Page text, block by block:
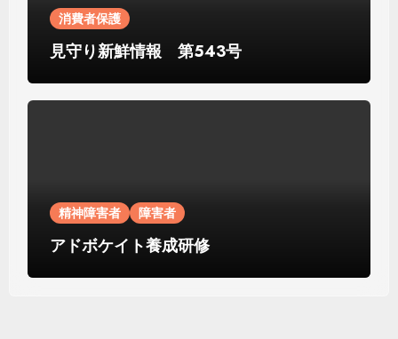
消費者保護
見守り新鮮情報 第543号
精神障害者 障害者
アドボケイト養成研修